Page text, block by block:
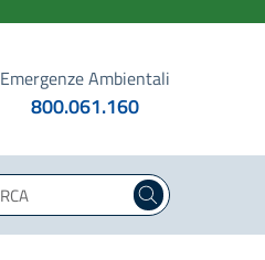
Emergenze Ambientali
800.061.160